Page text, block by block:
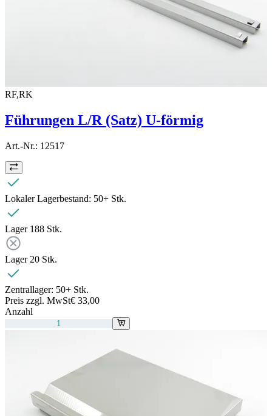
RF,RK
Führungen L/R (Satz) U-förmig
Art.-Nr.: 12517
Lokaler Lagerbestand: 50+ Stk.
Lager 188 Stk.
Lager 20 Stk.
Zentrallager: 50+ Stk.
Preis zzgl. MwSt€ 33,00
Anzahl